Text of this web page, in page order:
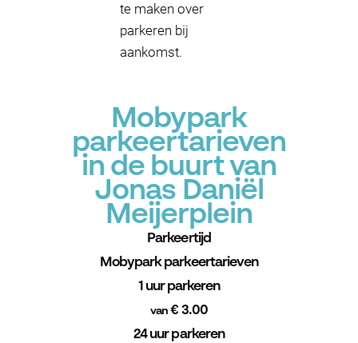
te maken over
parkeren bij
aankomst.
Mobypark
parkeertarieven
in de buurt van
Jonas Daniël
Meijerplein
Parkeertijd
Mobypark parkeertarieven
1 uur parkeren
van € 3.00
24 uur parkeren